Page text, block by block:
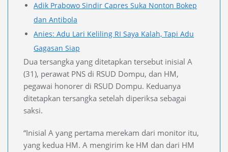
Adik Prabowo Sindir Capres Suka Nonton Bokep
dan Antibola
Anies: Adu Lari Keliling RI Saya Kalah, Tapi Adu
Gagasan Siap
Dua tersangka yang ditetapkan tersebut inisial A
(31), perawat PNS di RSUD Dompu, dan HM,
pegawai honorer di RSUD Dompu. Keduanya
ditetapkan tersangka setelah diperiksa sebagai
saksi.
“Inisial A yang pertama merekam dari monitor itu,
yang kedua HM. A mengirim ke HM dan dari HM